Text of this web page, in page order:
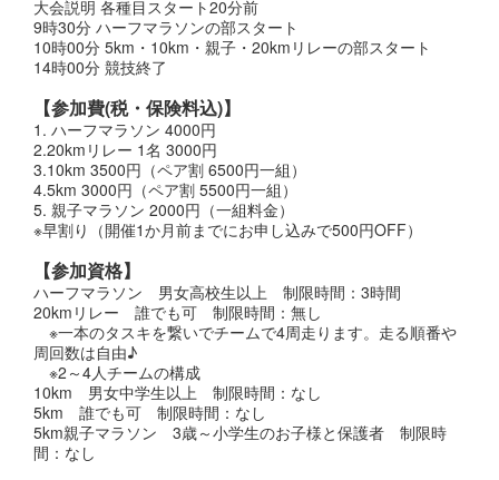
大会説明 各種目スタート20分前
9時30分 ハーフマラソンの部スタート
10時00分 5km・10km・親子・20kmリレーの部スタート
14時00分 競技終了
【参加費(税・保険料込)】
1. ハーフマラソン 4000円
2.20kmリレー 1名 3000円
3.10km 3500円（ペア割 6500円一組）
4.5km 3000円（ペア割 5500円一組）
5. 親子マラソン 2000円（一組料金）
※早割り（開催1か月前までにお申し込みで500円OFF）
【参加資格】
ハーフマラソン 男女高校生以上 制限時間：3時間
20kmリレー 誰でも可 制限時間：無し
※一本のタスキを繋いでチームで4周走ります。走る順番や
周回数は自由♪
※2～4人チームの構成
10km 男女中学生以上 制限時間：なし
5km 誰でも可 制限時間：なし
5km親子マラソン 3歳～小学生のお子様と保護者 制限時
間：なし